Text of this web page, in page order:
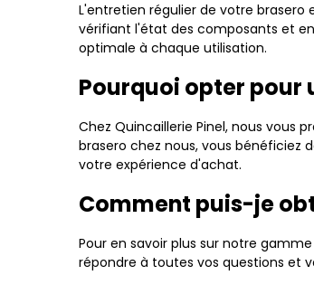
L'entretien régulier de votre
vérifiant l'état des composants et
optimale à chaque utilisation.
Pourquoi opter pour
Chez Quincaillerie Pinel, nous vous
brasero chez nous, vous bénéficiez
votre expérience d'achat.
Comment puis-je
Pour en savoir plus sur notre
répondre à toutes vos questions et